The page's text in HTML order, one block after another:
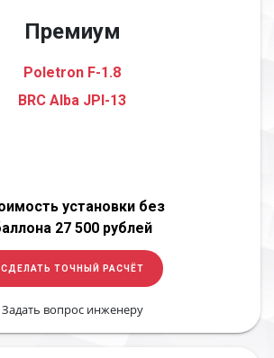
Премиум
Poletron F-1.8
BRC Alba JPI-13
установки без
27 500 рублей
СДЕЛАТЬ ТОЧНЫЙ РАСЧЁТ
Задать вопрос инженеру